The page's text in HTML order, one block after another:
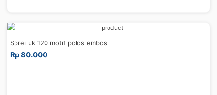
Sprei uk 120 motif polos embos
Rp 80.000